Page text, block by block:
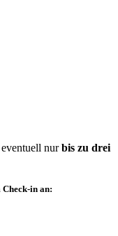
nurbis zu drei
in an: